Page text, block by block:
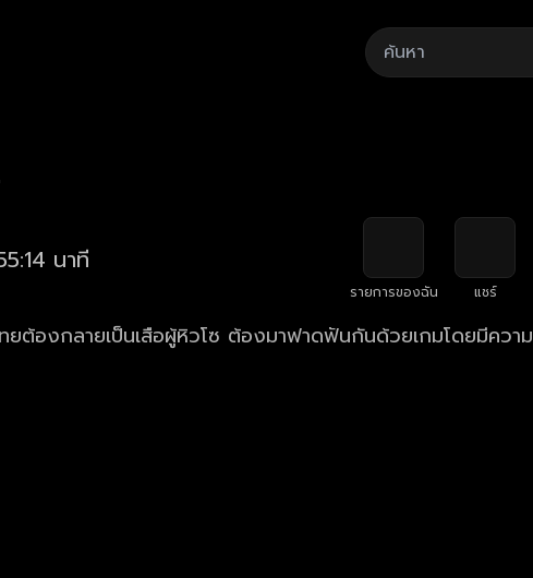
นาที
รายการของฉัน แชร์
ยต้องกลายเป็นเสือผู้หิวโซ ต้องมาฟาดฟันกันด้วยเกมโดยมีความ